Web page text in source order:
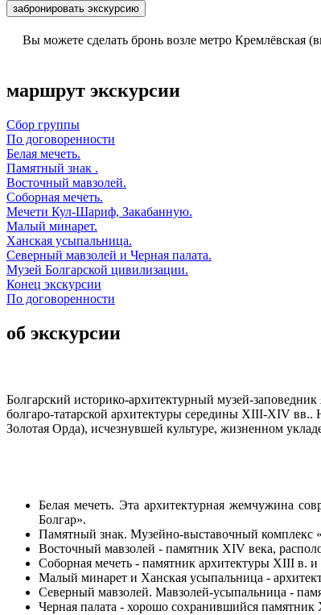
забронировать экскурсию
Вы можете сделать бронь возле метро Кремлёвская
маршрут экскурсии
Сбор группы
По договоренности
Белая мечеть.
Памятный знак .
Восточный мавзолей.
Соборная мечеть.
Мечети Кул-Шариф, Закабанную.
Малый минарет.
Ханская усыпальница.
Северный мавзолей и Черная палата.
Музей Болгарской цивилизации.
Конец экскурсии
По договоренности
об экскурсии
Болгарский историко-архитектурный музей-заповедник
болгаро-татарской архитектуры середины XIII-XIV
Золотая Орда), исчезнувшей культуре, жизненном
Белая мечеть. Эта архитектурная жемчужина
Болгар».
Памятный знак. Музейно-выставочный комплекс
Восточный мавзолей - памятник XIV века,
Соборная мечеть - памятник архитектуры XIII в.
Малый минарет и Ханская усыпальница -
Северный мавзолей. Мавзолей-усыпальница -
Черная палата - хорошо сохранившийся